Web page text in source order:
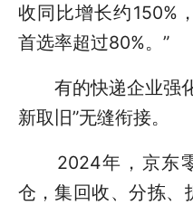
收同比增长约150%
首选率超过80%。”
有的快递企业强化
新取旧”无缝衔接。
2024年，京东零
仓，集回收、分拣、